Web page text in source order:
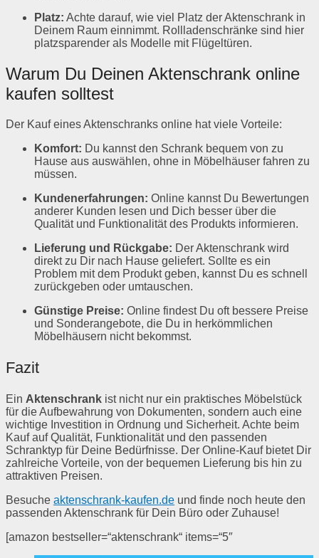
Platz: Achte darauf, wie viel Platz der Aktenschrank in
Deinem Raum einnimmt. Rollladenschränke sind hier
platzsparender als Modelle mit Flügeltüren.
Warum Du Deinen Aktenschrank online
kaufen solltest
Der Kauf eines Aktenschranks online hat viele Vorteile:
Komfort: Du kannst den Schrank bequem von zu
Hause aus auswählen, ohne in Möbelhäuser fahren zu
müssen.
Kundenerfahrungen: Online kannst Du Bewertungen
anderer Kunden lesen und Dich besser über die
Qualität und Funktionalität des Produkts informieren.
Lieferung und Rückgabe: Der Aktenschrank wird
direkt zu Dir nach Hause geliefert. Sollte es ein
Problem mit dem Produkt geben, kannst Du es schnell
zurückgeben oder umtauschen.
Günstige Preise: Online findest Du oft bessere Preise
und Sonderangebote, die Du in herkömmlichen
Möbelhäusern nicht bekommst.
Fazit
Ein Aktenschrank ist nicht nur ein praktisches Möbelstück
für die Aufbewahrung von Dokumenten, sondern auch eine
wichtige Investition in Ordnung und Sicherheit. Achte beim
Kauf auf Qualität, Funktionalität und den passenden
Schranktyp für Deine Bedürfnisse. Der Online-Kauf bietet Dir
zahlreiche Vorteile, von der bequemen Lieferung bis hin zu
attraktiven Preisen.
Besuche aktenschrank-kaufen.de und finde noch heute den
passenden Aktenschrank für Dein Büro oder Zuhause!
[amazon bestseller=“aktenschrank“ items=“5″